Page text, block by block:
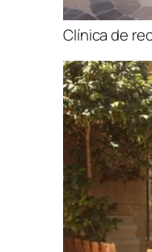
Clínica de